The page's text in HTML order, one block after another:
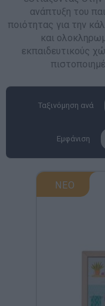
ανάπτυξη του
ποιότητας για την
και
εκπαιδευτικούς
Ταξινόμηση ανά
Εμφάνιση
ΝΕΟ